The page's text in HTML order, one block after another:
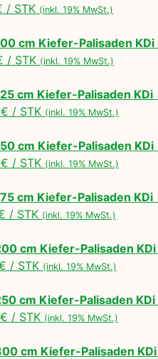
/ STK (inkl. 19% MwSt.)
cm Kiefer-Palisaden KDi
/ STK (inkl. 19% MwSt.)
cm Kiefer-Palisaden KDi
/ STK (inkl. 19% MwSt.)
cm Kiefer-Palisaden KDi
/ STK (inkl. 19% MwSt.)
cm Kiefer-Palisaden KDi
/ STK (inkl. 19% MwSt.)
cm Kiefer-Palisaden KDi
/ STK (inkl. 19% MwSt.)
cm Kiefer-Palisaden KDi
/ STK (inkl. 19% MwSt.)
cm Kiefer-Palisaden KDi